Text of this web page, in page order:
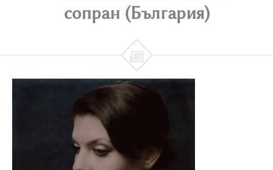
сопран (България)
